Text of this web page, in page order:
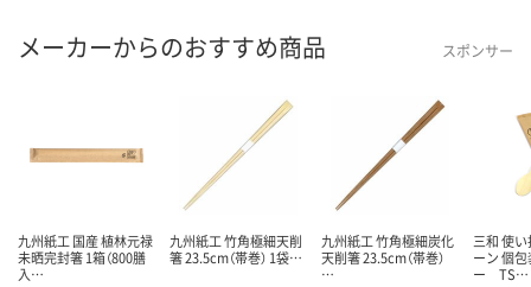
メーカーからのおすすめ商品 スポンサー
九州紙工 国産 植林元禄
未晒完封箸 1箱（800膳
入…
九州紙工 竹角極細天削
箸 23.5cm（帯巻） 1袋…
九州紙工 竹角極細炭化
天削箸 23.5cm（帯巻）
…
三和 使
ーン 個
ー TS…